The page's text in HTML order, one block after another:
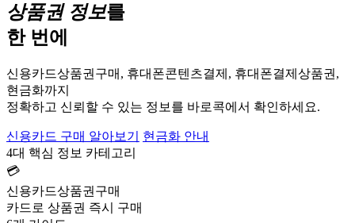
상품권 정보를
한 번에
신용카드상품권구매, 휴대폰콘텐츠결제, 휴대폰결제상품권,
현금화까지
정확하고 신뢰할 수 있는 정보를 바로콕에서 확인하세요.
신용카드 구매 알아보기
현금화 안내
4대 핵심 정보 카테고리
💳
신용카드상품권구매
카드로 상품권 즉시 구매